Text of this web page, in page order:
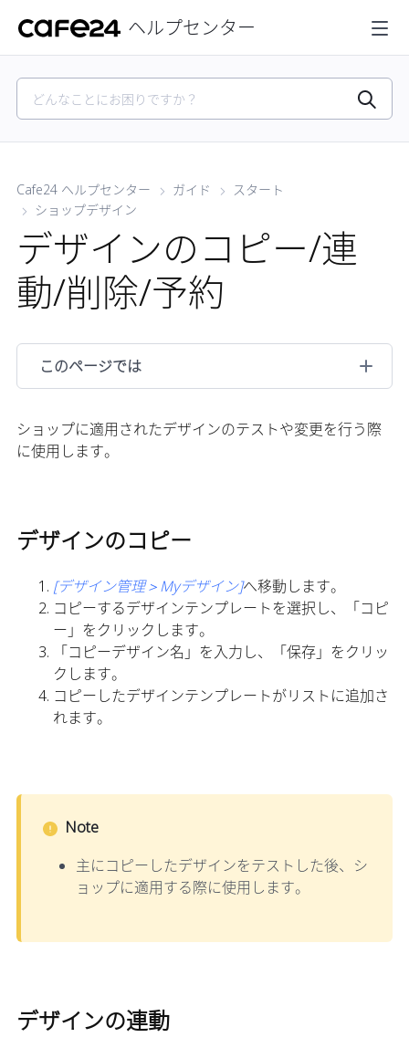
ヘルプセンター
Cafe24 ヘルプセンター ガイド
スタート
ショップデザイン
デザインのコピー/連
動/削除/予約
このページでは
ショップに適用されたデザインのテストや変更を行う際
に使用します。
デザインのコピー
[デザイン管理＞Myデザイン]へ移動します。
コピーするデザインテンプレートを選択し、「コピ
ー」をクリックします。
「コピーデザイン名」を入力し、「保存」をクリッ
クします。
コピーしたデザインテンプレートがリストに追加さ
れます。
Note
主にコピーしたデザインをテストした後、シ
ョップに適用する際に使用します。
デザインの連動